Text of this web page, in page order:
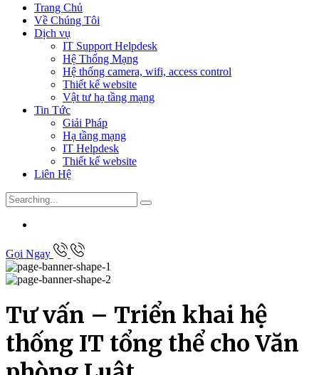
Trang Chủ
Về Chúng Tôi
Dịch vụ
IT Support Helpdesk
Hệ Thống Mạng
Hệ thống camera, wifi, access control
Thiết kế website
Vật tư hạ tầng mạng
Tin Tức
Giải Pháp
Hạ tầng mạng
IT Helpdesk
Thiết kế website
Liên Hệ
Search
for:
Gọi Ngay
Tư vấn – Triển khai hệ
thống IT tổng thể cho Văn